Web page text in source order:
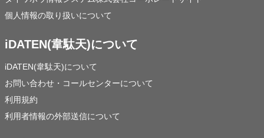
個人情報の取り扱いについて
iDATEN(韋駄天)について
iDATEN(韋駄天)について
お問い合わせ・コールセンターについて
利用規約
利用者情報の外部送信について